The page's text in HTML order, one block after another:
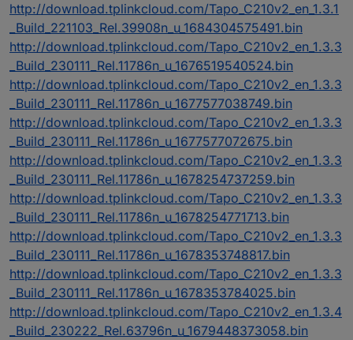
http://download.tplinkcloud.com/Tapo_C210v2_en_1.3.1
_Build_221103_Rel.39908n_u_1684304575491.bin
http://download.tplinkcloud.com/Tapo_C210v2_en_1.3.3
_Build_230111_Rel.11786n_u_1676519540524.bin
http://download.tplinkcloud.com/Tapo_C210v2_en_1.3.3
_Build_230111_Rel.11786n_u_1677577038749.bin
http://download.tplinkcloud.com/Tapo_C210v2_en_1.3.3
_Build_230111_Rel.11786n_u_1677577072675.bin
http://download.tplinkcloud.com/Tapo_C210v2_en_1.3.3
_Build_230111_Rel.11786n_u_1678254737259.bin
http://download.tplinkcloud.com/Tapo_C210v2_en_1.3.3
_Build_230111_Rel.11786n_u_1678254771713.bin
http://download.tplinkcloud.com/Tapo_C210v2_en_1.3.3
_Build_230111_Rel.11786n_u_1678353748817.bin
http://download.tplinkcloud.com/Tapo_C210v2_en_1.3.3
_Build_230111_Rel.11786n_u_1678353784025.bin
http://download.tplinkcloud.com/Tapo_C210v2_en_1.3.4
_Build_230222_Rel.63796n_u_1679448373058.bin